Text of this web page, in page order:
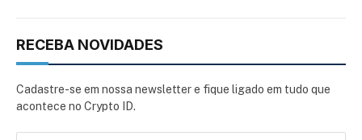
RECEBA NOVIDADES
Cadastre-se em nossa newsletter e fique ligado em tudo que
acontece no Crypto ID.